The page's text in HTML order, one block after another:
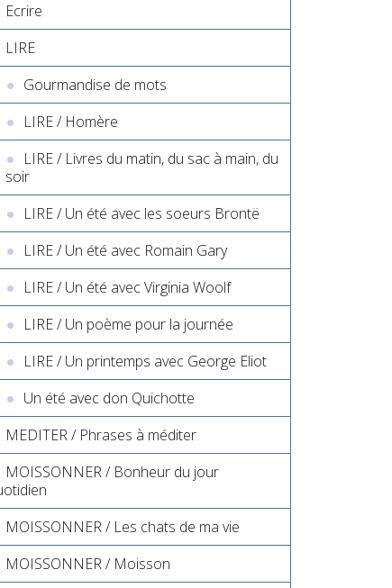
Ecrire
LIRE
Gourmandise de mots
LIRE / Homère
LIRE / Livres du matin, du sac à main, du
soir
LIRE / Un été avec les soeurs Brontë
LIRE / Un été avec Romain Gary
LIRE / Un été avec Virginia Woolf
LIRE / Un poème pour la journée
LIRE / Un printemps avec George Eliot
Un été avec don Quichotte
MEDITER / Phrases à méditer
MOISSONNER / Bonheur du jour
MOISSONNER / Les chats de ma vie
MOISSONNER / Moisson